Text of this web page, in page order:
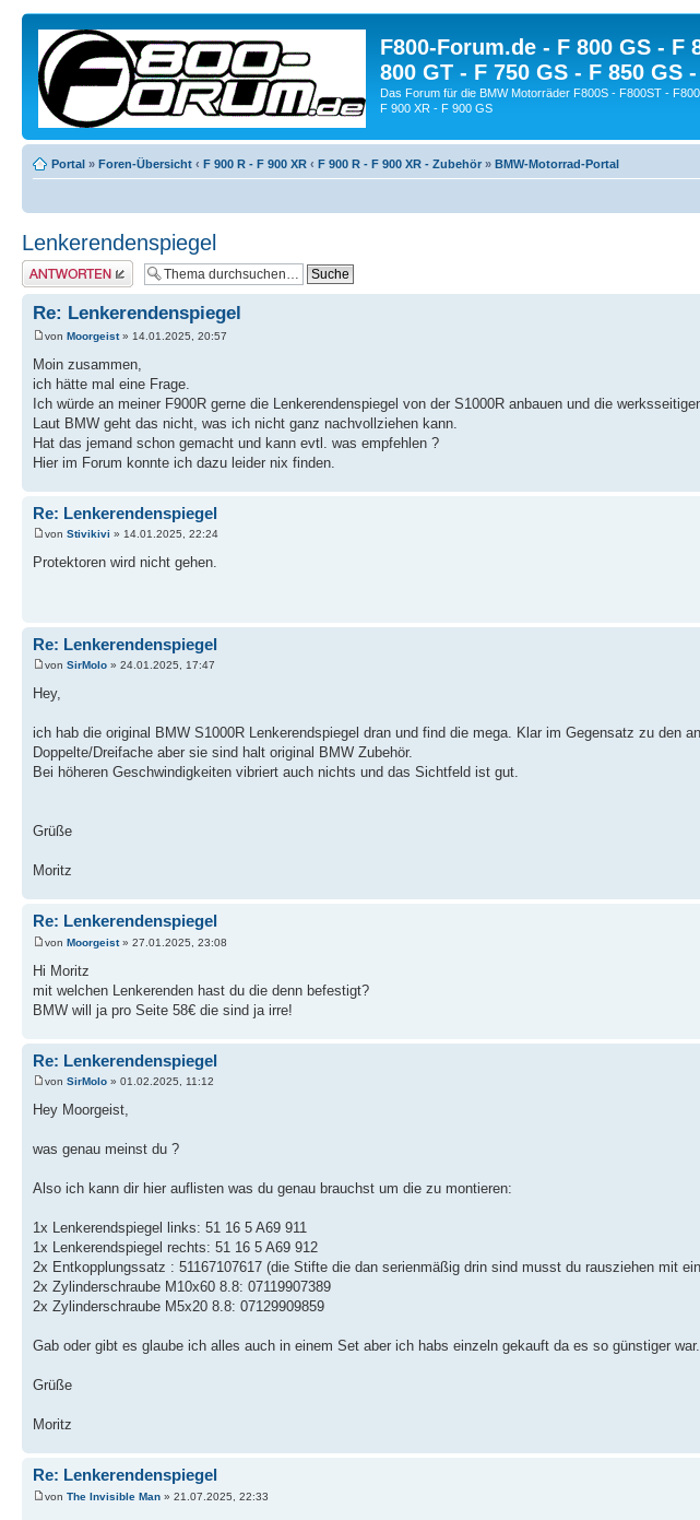
F800-Forum.de - F 800 GS - F
800 GT - F 750 GS - F 850 GS
Das Forum für die BMW Motorräder F800S - F800ST -
F 900 XR - F 900 GS
Portal » Foren-Übersicht ‹ F 900 R - F 900 XR ‹ F 900 R - F 900 XR - Zubehör » BMW-Motorrad-Portal
Lenkerendenspiegel
Antwort schreiben
Re: Lenkerendenspiegel
von Moorgeist» 14.01.2025, 20:57
Moin zusammen,
ich hätte mal eine Frage.
Ich würde an meiner F900R gerne die Lenkerendenspiegel von der S1000R anbauen und die
Laut BMW geht das nicht, was ich nicht ganz nachvollziehen kann.
Hat das jemand schon gemacht und kann evtl. was empfehlen ?
Hier im Forum konnte ich dazu leider nix finden.
Re: Lenkerendenspiegel
von Stivikivi » 14.01.2025, 22:24
Protektoren wird nicht gehen.
Re: Lenkerendenspiegel
von SirMolo » 24.01.2025, 17:47
Hey,
ich hab die original BMW S1000R Lenkerendspiegel dran und find die mega. Klar im Gegensatz zu den
Doppelte/Dreifache aber sie sind halt original BMW Zubehör.
Bei höheren Geschwindigkeiten vibriert auch nichts und das Sichtfeld ist gut.
Grüße
Moritz
Re: Lenkerendenspiegel
von Moorgeist» 27.01.2025, 23:08
Hi Moritz
mit welchen Lenkerenden hast du die denn befestigt?
BMW will ja pro Seite 58€ die sind ja irre!
Re: Lenkerendenspiegel
von SirMolo » 01.02.2025, 11:12
Hey Moorgeist,
was genau meinst du ?
Also ich kann dir hier auflisten was du genau brauchst um die zu montieren:
1x Lenkerendspiegel links: 51 16 5 A69 911
1x Lenkerendspiegel rechts: 51 16 5 A69 912
2x Entkopplungssatz : 51167107617 (die Stifte die dan serienmäßig drin sind musst du rausziehen mit
2x Zylinderschraube M10x60 8.8: 07119907389
2x Zylinderschraube M5x20 8.8: 07129909859
Gab oder gibt es glaube ich alles auch in einem Set aber ich habs einzeln gekauft da es so günstiger war.
Grüße
Moritz
Re: Lenkerendenspiegel
von The Invisible Man » 21.07.2025, 22:33